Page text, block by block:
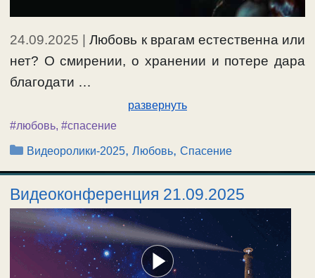
24.09.2025 |Любовь к врагам естественна или
нет? О смирении, о хранении и потере дара
благодати …
развернуть
#любовь, #спасение
Рубрики
Видеоролики-2025,Любовь,Спасение
Видеоконференция 21.09.2025